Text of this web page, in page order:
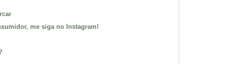
me siga no Instagram!